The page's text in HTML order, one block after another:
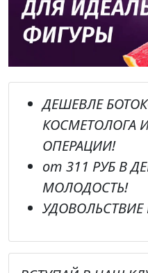
ДЕШЕВЛЕ
КОСМЕТОЛОГА
ОПЕРАЦИИ!
от 311 РУБ В
МОЛОДОСТЬ!